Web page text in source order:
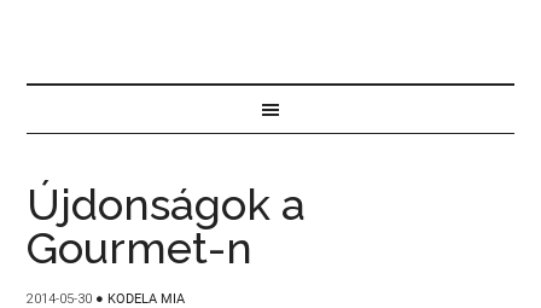
Újdonságok a
Gourmet-n
2014-05-30 ● KODELA MIA